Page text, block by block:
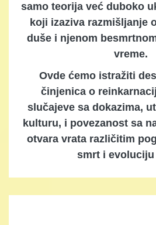
samo teorija već duboko
koji izaziva razmišljanje
duše i njenom
vreme.
Ovde ćemo istražiti
činjenica o
slučajeve sa dokazima,
kulturu, i povezanost sa
otvara vrata različitim
smrt i evoluciju